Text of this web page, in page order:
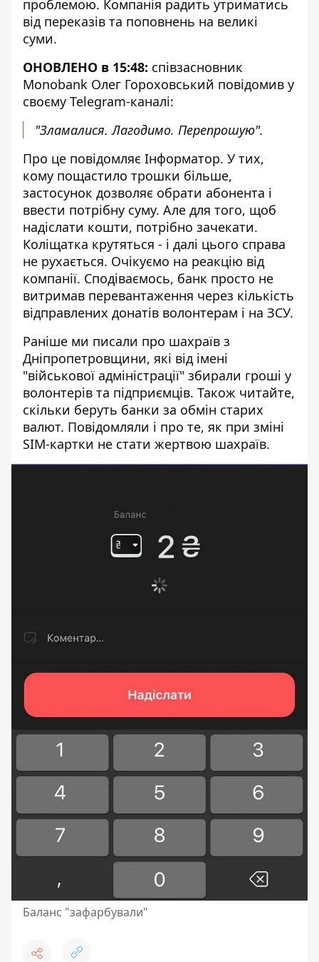
проблемою. Компанія радить утриматись
від переказів та поповнень на великі
суми.
ОНОВЛЕНО в 15:48: співзасновник
Monobank Олег Гороховський повідомив у
своєму Telegram-каналі:
"Зламалися. Лагодимо. Перепрошую".
Про це повідомляє Інформатор. У тих,
кому пощастило трошки більше,
застосунок дозволяє обрати абонента і
ввести потрібну суму. Але для того, щоб
надіслати кошти, потрібно зачекати.
Коліщатка крутяться - і далі цього справа
не рухається. Очікуємо на реакцію від
компанії. Сподіваємось, банк просто не
витримав перевантаження через кількість
відправлених донатів волонтерам і на ЗСУ.
Раніше ми писали про шахраїв з
Дніпропетровщини, які від імені
"військової адміністрації" збирали гроші у
волонтерів та підприємців. Також читайте,
скільки беруть банки за обмін старих
валют. Повідомляли і про те, як при зміні
SIM-картки не стати жертвою шахраїв.
Баланс "зафарбували"